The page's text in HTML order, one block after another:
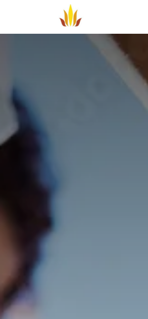
Overslaan naar inhoud